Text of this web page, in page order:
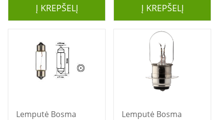
Į KREPŠELĮ Į KREPŠELĮ
Lemputė Bosma
Lemputė Bosma